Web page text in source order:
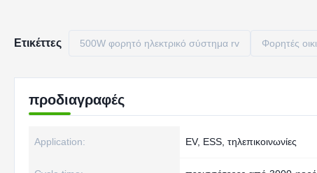
Ετικέττες 500W φορητό ηλεκτρικό σύστημα rv Φορητές
προδιαγραφές
Application: EV, ESS, τηλεπικοινωνίες